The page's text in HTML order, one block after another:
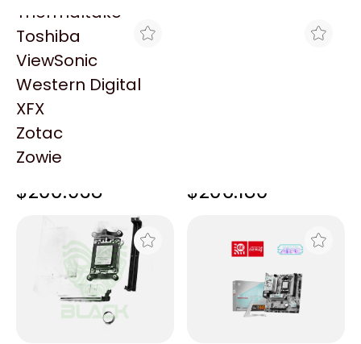
Thermaltake
Toshiba
ViewSonic
Western Digital
XFX
Zotac
Zowie
MOTHERBOARD MSI
$200.938 $206.180